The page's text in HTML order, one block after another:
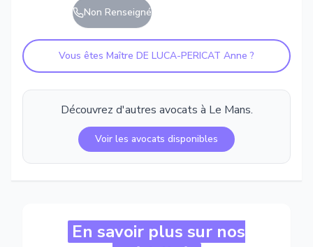
Non Renseigné
Vous êtes Maître DE LUCA-PERICAT Anne ?
Découvrez d'autres avocats à Le Mans.
Voir les avocats disponibles
En savoir plus sur nos